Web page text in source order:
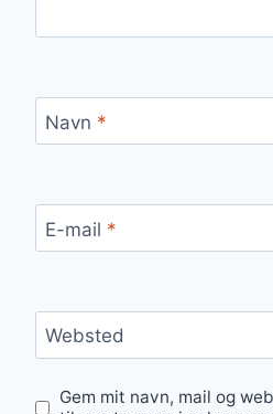
Navn *
E-mail *
Websted
Gem mit navn, mail og